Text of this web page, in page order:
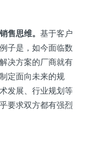
售思维。 基于客户
子是，如今面临数
决方案的厂商就有
定面向未来的规
发展、行业规划等
要求双方都有强烈